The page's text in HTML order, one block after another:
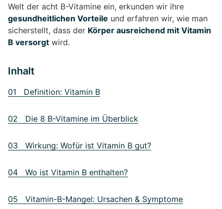
Welt der acht B-Vitamine ein, erkunden wir ihre
gesundheitlichen Vorteile und erfahren wir, wie man
sicherstellt, dass der Körper ausreichend mit Vitamin
B versorgt wird.
Inhalt
01 Definition: Vitamin B
02 Die 8 B-Vitamine im Überblick
03 Wirkung: Wofür ist Vitamin B gut?
04 Wo ist Vitamin B enthalten?
05 Vitamin-B-Mangel: Ursachen & Symptome